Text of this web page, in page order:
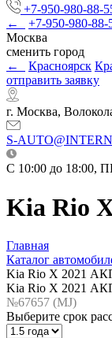
+7-950-980-88-
←
+7-950-980-88-
Москва
сменить город
←
Красноярск
отправить заявку
г. Москва,
S-
C 10:00 до 18:00,
Kia Rio
Главная
Каталог
Kia Rio X 2021
Kia Rio X 2021
№67657 (МJ)
Выберите срок